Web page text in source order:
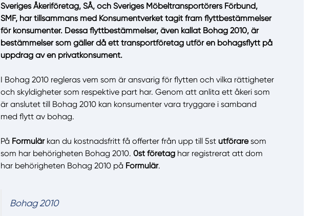
Manuellt
Välj tillvägagångssätt
Sveriges Åkeriföretag, SÅ, och Sveriges Möbeltransportörers Förbund,
SMF, har tillsammans med Konsumentverket tagit fram flyttbestämmelser
för konsumenter. Dessa flyttbestämmelser, även kallat Bohag 2010, är
bestämmelser som gäller då ett transportföretag utför en bohagsflytt på
uppdrag av en privatkonsument.
I Bohag 2010 regleras vem som är ansvarig för flytten och vilka rättigheter
och skyldigheter som respektive part har. Genom att anlita ett åkeri som
är anslutet till Bohag 2010 kan konsumenter vara tryggare i samband
med flytt av bohag.
På Formulärkan du kostnadsfritt få offerter från upp till 5st utföraresom
som har behörigheten Bohag 2010. 0st företag har registrerat att dom
har behörigheten Bohag 2010 på Formulär.
Bohag 2010